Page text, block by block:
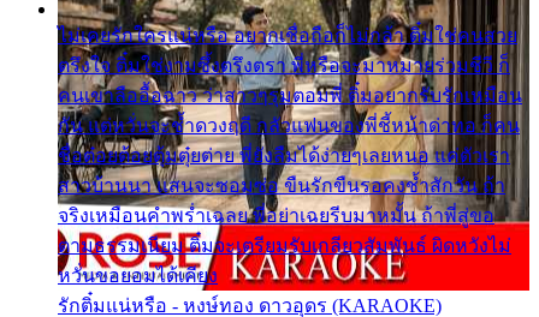
ไม่เคยรักใครแน่หรือ อยากเชื่อถือก็ไม่กล้า ติ๋มใช่คนสวย
ตรึงใจ ติ๋มใช่งามซึ้งตรึงตรา พี่หรือจะมาหมายร่วมชีวี ก็
คนเขาลืออื้อฉาว ว่าสาวๆรุมตอมพี่ ติ๋มอยากรับรักเหมือน
กัน แต่หวั่นจะช้ำดวงฤดี กลัวแฟนของพี่ชี้หน้าด่าทอ ก็คน
ชื่อต๋อยต้อยตุ้มตุ๋ยต่าย พี่ยังลืมได้ง่ายๆเลยหนอ แค่ตัวเรา
สาวบ้านนา แสนจะซอมซ่อ ขืนรักขืนรอคงช้ำสักวัน ถ้า
จริงเหมือนคำพร่ำเฉลย พี่อย่าเฉยรีบมาหมั้น ถ้าพี่สู่ขอ
ตามธรรมเนียม ติ๋มจะเตรียมรับเกลียวสัมพันธ์ ผิดหวังไม่
หวั่นขอยอมได้เคียง
รักติ๋มแน่หรือ - หงษ์ทอง ดาวอุดร (KARAOKE)